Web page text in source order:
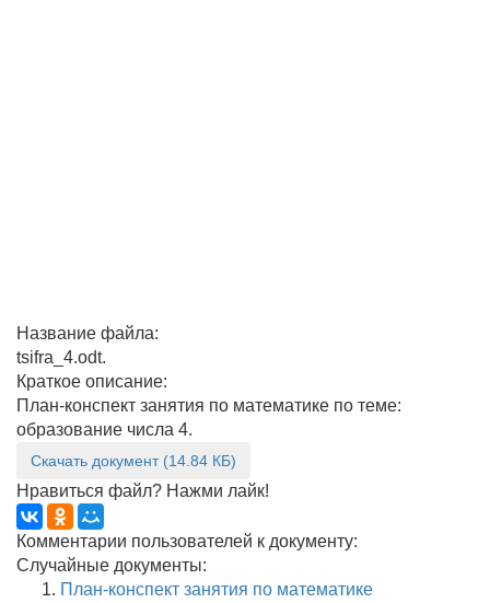
Название файла:
tsifra_4.odt.
Краткое описание:
План-конспект занятия по математике по теме:
образование числа 4.
Скачать документ (14.84 КБ)
Нравиться файл? Нажми лайк!
Комментарии пользователей к документу:
Случайные документы:
План-конспект занятия по математике